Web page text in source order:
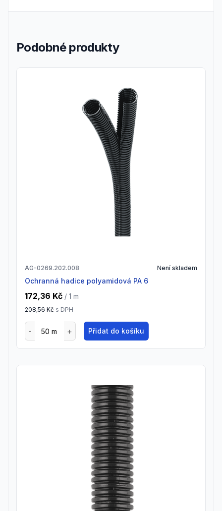
Podobné produkty
AG-0269.202.008 Není skladem
Ochranná hadice polyamidová PA 6
172,36 Kč / 1 m
208,56 Kč s DPH
Přidat do košíku